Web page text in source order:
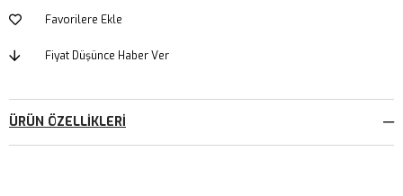
Favorilere Ekle
Fiyat Düşünce Haber Ver
ÜRÜN ÖZELLIKLERI